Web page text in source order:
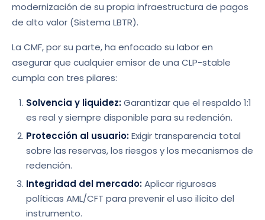
modernización de su propia infraestructura de pagos
de alto valor (Sistema LBTR).
La CMF, por su parte, ha enfocado su labor en
asegurar que cualquier emisor de una CLP-stable
cumpla con tres pilares:
Solvencia y liquidez:Garantizar que el respaldo 1:1
es real y siempre disponible para su redención.
Protección al usuario:Exigir transparencia total
sobre las reservas, los riesgos y los mecanismos de
redención.
Integridad del mercado:Aplicar rigurosas
políticas AML/CFT para prevenir el uso ilícito del
instrumento.